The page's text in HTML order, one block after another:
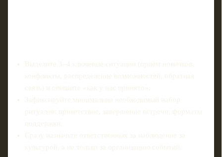
Выделите 3–4 ключевые ситуации (приём новичков,
конфликты, распределение возможностей, обратная
связь) и опишите «как у нас принято».
Зафиксируйте минимально необходимый набор
ритуалов: приветствие, завершение встречи, форматы
поддержки.
Сразу назначьте ответственных за наблюдение за
культурой, а не только за организацию событий.